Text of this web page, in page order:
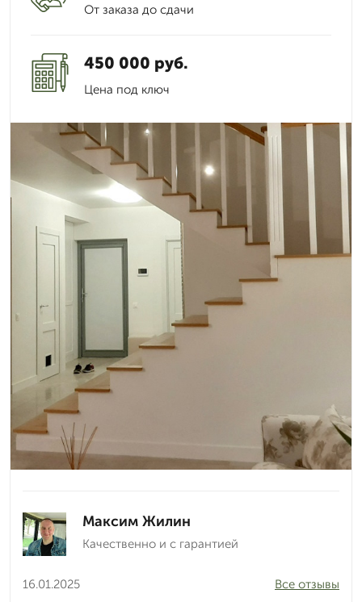
От заказа до сдачи
450 000 руб.
Цена под ключ
Максим Жилин
Качественно и с гарантией
16.01.2025
Все отзывы